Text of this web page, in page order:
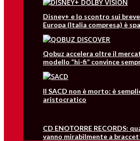
Disney+ e lo scontro sui
Europa (Italia compresa) è
Qobuz accelera oltre il
modello “hi-fi” convince
Il SACD non è morto: è
aristocratico
CD ENOTORRE RECORDS:
vanno mirabilmente a